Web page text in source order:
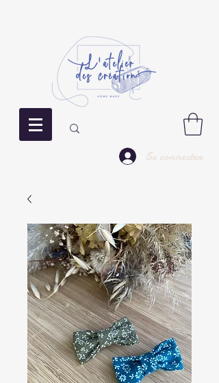
Se connecter